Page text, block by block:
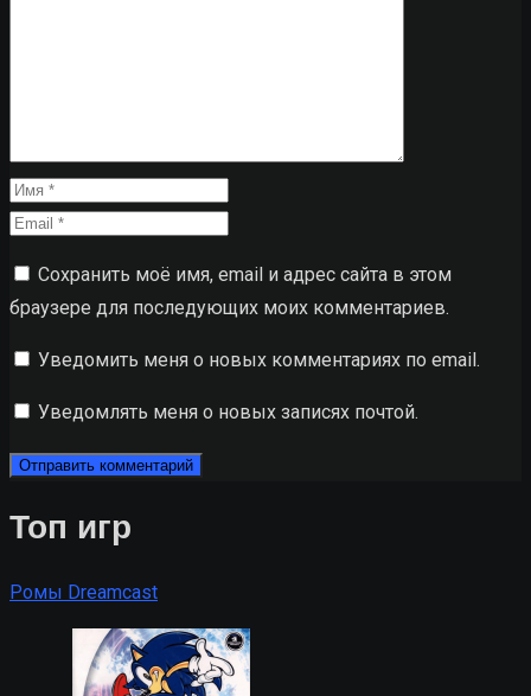
Сохранить моё имя, email и адрес сайта в этом
браузере для последующих моих комментариев.
Уведомить меня о новых комментариях по email.
Уведомлять меня о новых записях почтой.
Топ игр
Ромы Dreamcast